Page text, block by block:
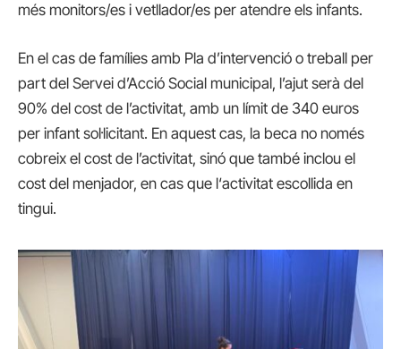
més monitors/es i vetllador/es per atendre els infants.
En el cas de famílies amb Pla d’intervenció o treball per
part del Servei d’Acció Social municipal, l’ajut serà del
90% del cost de l’activitat, amb un límit de 340 euros
per infant sol·licitant. En aquest cas, la beca no només
cobreix el cost de l’activitat, sinó que també inclou el
cost del menjador, en cas que l‘activitat escollida en
tingui.